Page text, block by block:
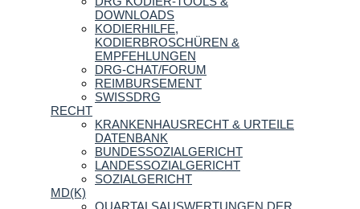
DOWNLOADS
KODIERHILFE,
KODIERBROSCHÜREN &
EMPFEHLUNGEN
DRG-CHAT/FORUM
REIMBURSEMENT
SWISSDRG
RECHT
KRANKENHAUSRECHT & URTEILE
DATENBANK
BUNDESSOZIALGERICHT
LANDESSOZIALGERICHT
SOZIALGERICHT
MD(K)